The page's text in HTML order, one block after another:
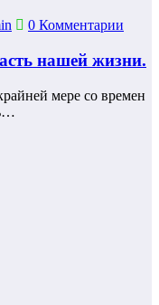
0 Комментарии
нашей жизни.
мере со времен